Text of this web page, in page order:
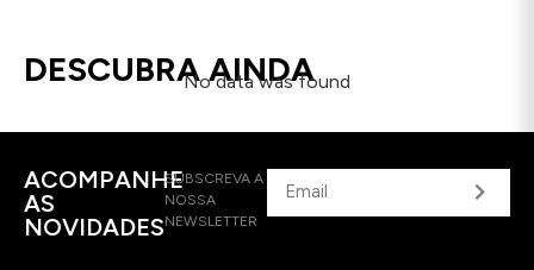
DESCUBRA AINDA
No data was found
ACOMPANHE
AS
NOVIDADES
SUBSCREVA A
NOSSA
NEWSLETTER